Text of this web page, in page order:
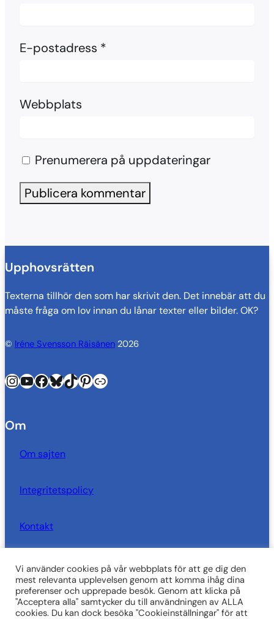
E-postadress *
Webbplats
Prenumerera på uppdateringar
Upphovsrätten
Texterna tillhör den som har skrivit den. Det innebär att du
måste fråga om lov innan du lånar texter eller bilder. OK?
© Iréne Svensson Räisänen 2026
InstagramYouTube Facebook Bluesky TikTok Pinterest Länk
Om
Om sajten
Integritetspolicy
Kontakt
SkrivarSidan behöver dig!
Vi är i behov att ekonomiskt stöd för att kunna fortsätta
Vi använder cookies på vår webbplats för att ge dig den
mest relevanta upplevelsen genom att komma ihåg dina
preferenser och upprepade besök. Genom att klicka på
"Acceptera alla" samtycker du till användningen av ALLA
cookies. Du kan dock besöka "Cookieinställningar" för att